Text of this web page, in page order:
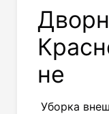
не
Уборка